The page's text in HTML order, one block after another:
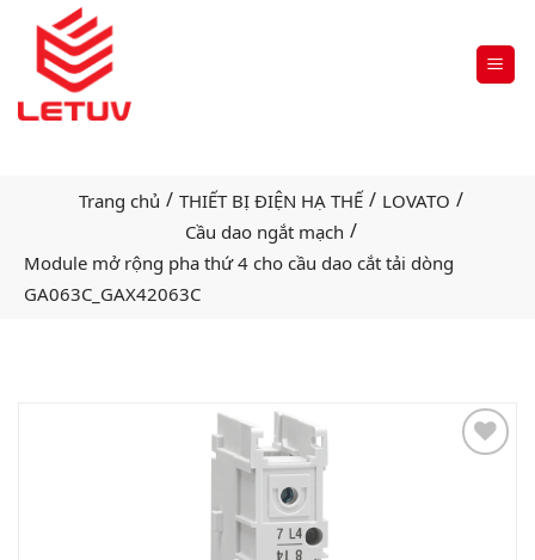
Trang chủ / THIẾT BỊ ĐIỆN HẠ THẾ / LOVATO /
Cầu dao ngắt mạch /
Module mở rộng pha thứ 4 cho cầu dao cắt tải dòng
GA063C_GAX42063C